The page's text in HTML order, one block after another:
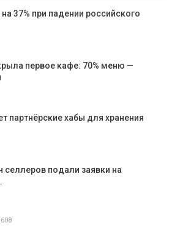
37% при падении российского
первое кафе: 70% меню —
партнёрские хабы для хранения
селлеров подали заявки на